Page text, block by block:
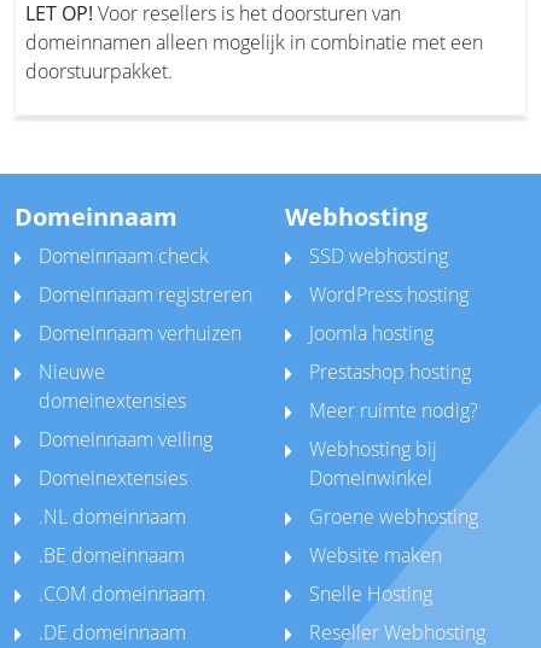
LET OP! Voor resellers is het doorsturen van
domeinnamen alleen mogelijk in combinatie met een
doorstuurpakket.
Domeinnaam
Domeinnaam check
Domeinnaam registreren
Domeinnaam verhuizen
Nieuwe
domeinextensies
Domeinnaam veiling
Domeinextensies
.NL domeinnaam
.BE domeinnaam
.COM domeinnaam
.DE domeinnaam
Webhosting
SSD webhosting
WordPress hosting
Joomla hosting
Prestashop hosting
Meer ruimte nodig?
Webhosting bij
Domeinwinkel
Groene webhosting
Website maken
Snelle Hosting
Reseller Webhosting